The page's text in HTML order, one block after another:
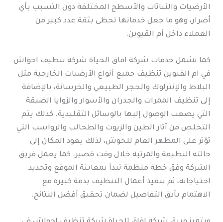
الأرضيات والنباتات والأسطح المختلفة دون التسبب بأي
أضرار، وهو ما جعل خدماتها تحظى بثقة عدد كبير من
العملاء داخل أم القيوين.
كما تشمل خدمات شركة افاق الحياة شركة تنظيف احواش
في ام القيوين تنظيف جميع أنواع الأرضيات الخارجية مثل
البلاط والإنترلوك والحجر الطبيعي والخرسانة، بالإضافة
إلى تنظيف الممرات والجدران والأسوار والزوايا الضيقة
التي يصعب الوصول إليها بالوسائل التقليدية. كذلك يتم
التخلص من آثار الطين والزيوت والطحالب والرواسب التي
تؤثر على المظهر العام للحوش، لذلك يعود المكان إلى
حالته النظيفة والمرتبة خلال وقت قصير. كما يعمل فريق
الشركة وفق خطة منظمة تبدأ بمعاينة الموقع وتحديد
احتياجاته، ثم تنفيذ أعمال التنظيف بدقة كبيرة مع
الاهتمام بأدق التفاصيل لضمان تحقيق أفضل النتائج.